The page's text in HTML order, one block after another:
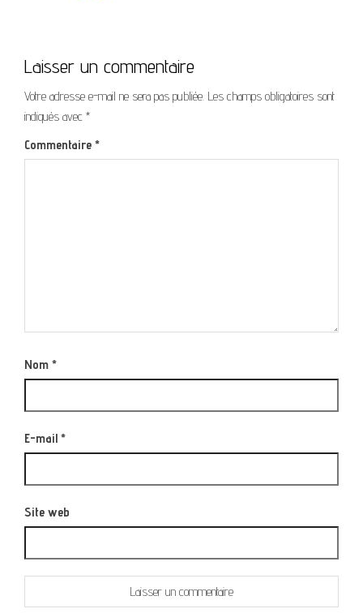
Laisser un commentaire
Votre adresse e-mail ne sera pas publiée. Les champs obligatoires sont
indiqués avec *
Commentaire *
Nom *
E-mail *
Site web